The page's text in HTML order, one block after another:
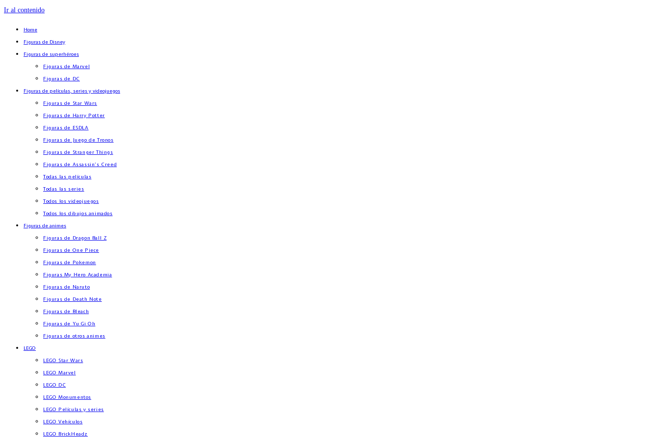
Ir al contenido
Home
Figuras de Disney
Figuras de superhéroes
Figuras de Marvel
Figuras de DC
Figuras de películas, series y videojuegos
Figuras de Star Wars
Figuras de Harry Potter
Figuras de ESDLA
Figuras de Juego de Tronos
Figuras de Stranger Things
Figuras de Assassin’s Creed
Todas las películas
Todas las series
Todos los videojuegos
Todos los dibujos animados
Figuras de animes
Figuras de Dragon Ball Z
Figuras de One Piece
Figuras de Pokemon
Figuras My Hero Academia
Figuras de Naruto
Figuras de Death Note
Figuras de Bleach
Figuras de Yu Gi Oh
Figuras de otros animes
LEGO
LEGO Star Wars
LEGO Marvel
LEGO DC
LEGO Monumentos
LEGO Películas y series
LEGO Vehículos
LEGO BrickHeadz